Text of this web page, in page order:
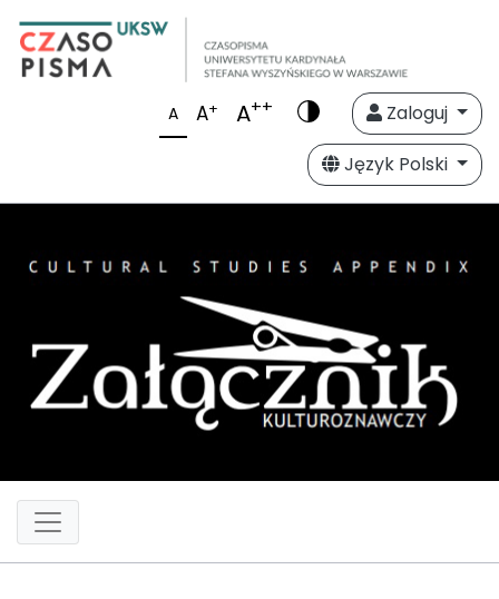
A A+ A++
Zaloguj
Język Polski